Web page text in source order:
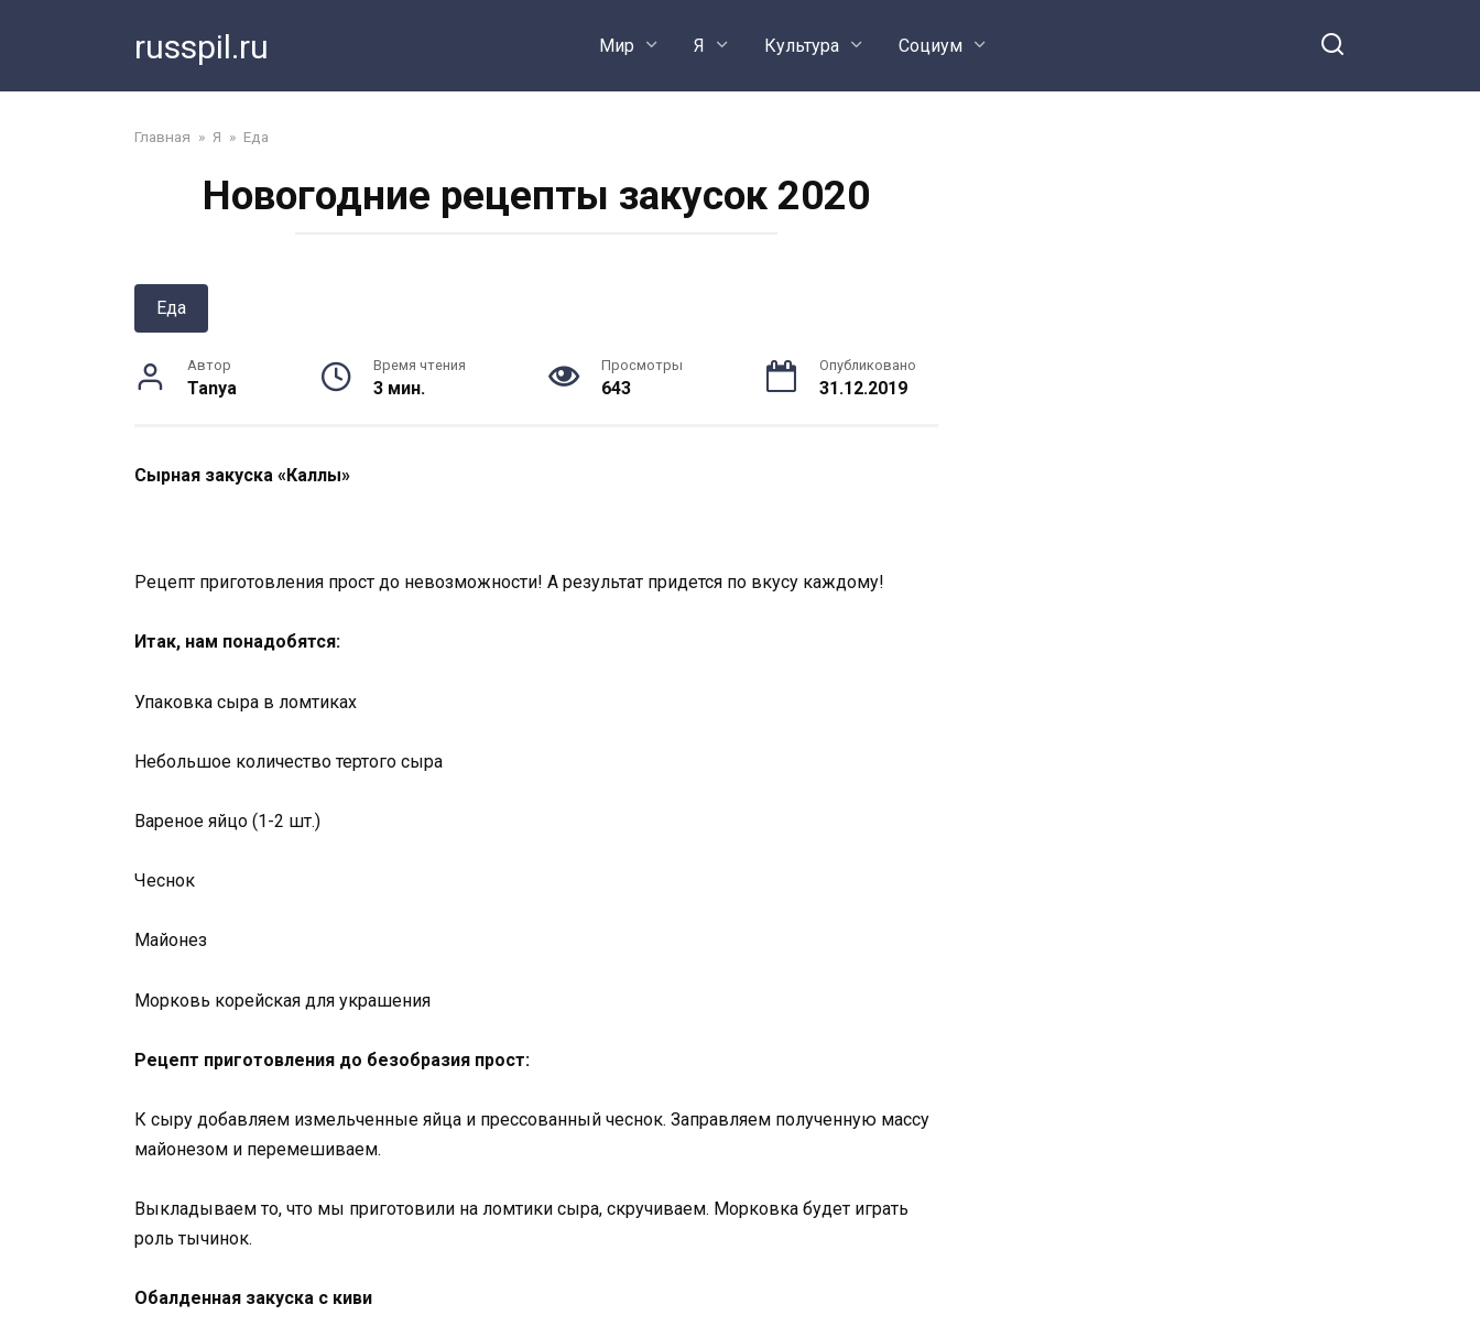
russpil.ru Мир Я Культура Социум
Главная » Я » Еда
Новогодние рецепты закусок 2020
Еда
Автор
Tanya
Время чтения
3 мин.
Просмотры
643
Опубликовано
31.12.2019
Сырная закуска «Каллы»
Рецепт приготовления прост до невозможности! А результат придется по вкусу каждому!
Итак, нам понадобятся:
Упаковка сыра в ломтиках
Небольшое количество тертого сыра
Вареное яйцо (1-2 шт.)
Чеснок
Майонез
Морковь корейская для украшения
Рецепт приготовления до безобразия прост:
К сыру добавляем измельченные яйца и прессованный чеснок. Заправляем полученную массу
майонезом и перемешиваем.
Выкладываем то, что мы приготовили на ломтики сыра, скручиваем. Морковка будет играть
роль тычинок.
Обалденная закуска с киви